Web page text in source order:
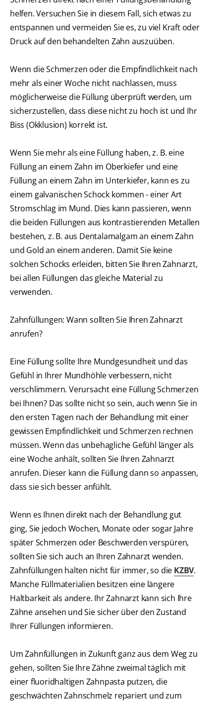
helfen. Versuchen Sie in diesem Fall, sich etwas zu
entspannen und vermeiden Sie es, zu viel Kraft oder
Druck auf den behandelten Zahn auszuüben.
Wenn die Schmerzen oder die Empfindlichkeit nach
mehr als einer Woche nicht nachlassen, muss
möglicherweise die Füllung überprüft werden, um
sicherzustellen, dass diese nicht zu hoch ist und Ihr
Biss (Okklusion) korrekt ist.
Wenn Sie mehr als eine Füllung haben, z. B. eine
Füllung an einem Zahn im Oberkiefer und eine
Füllung an einem Zahn im Unterkiefer, kann es zu
einem galvanischen Schock kommen - einer Art
Stromschlag im Mund. Dies kann passieren, wenn
die beiden Füllungen aus kontrastierenden Metallen
bestehen, z. B. aus Dentalamalgam an einem Zahn
und Gold an einem anderen. Damit Sie keine
solchen Schocks erleiden, bitten Sie Ihren Zahnarzt,
bei allen Füllungen das gleiche Material zu
verwenden.
Zahnfüllungen: Wann sollten Sie Ihren Zahnarzt
anrufen?
Eine Füllung sollte Ihre Mundgesundheit und das
Gefühl in Ihrer Mundhöhle verbessern, nicht
verschlimmern. Verursacht eine Füllung Schmerzen
bei Ihnen? Das sollte nicht so sein, auch wenn Sie in
den ersten Tagen nach der Behandlung mit einer
gewissen Empfindlichkeit und Schmerzen rechnen
müssen. Wenn das unbehagliche Gefühl länger als
eine Woche anhält, sollten Sie Ihren Zahnarzt
anrufen. Dieser kann die Füllung dann so anpassen,
dass sie sich besser anfühlt.
Wenn es Ihnen direkt nach der Behandlung gut
ging, Sie jedoch Wochen, Monate oder sogar Jahre
später Schmerzen oder Beschwerden verspüren,
sollten Sie sich auch an Ihren Zahnarzt wenden.
Zahnfüllungen halten nicht für immer, so die KZBV.
Manche Füllmaterialien besitzen eine längere
Haltbarkeit als andere. Ihr Zahnarzt kann sich Ihre
Zähne ansehen und Sie sicher über den Zustand
Ihrer Füllungen informieren.
Um Zahnfüllungen in Zukunft ganz aus dem Weg zu
gehen, sollten Sie Ihre Zähne zweimal täglich mit
einer fluoridhaltigen Zahnpasta putzen, die
geschwächten Zahnschmelz repariert und zum